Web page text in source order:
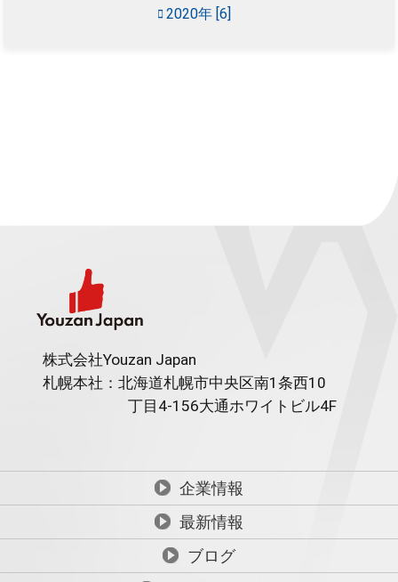
2020年 [6]
株式会社Youzan Japan
札幌本社：北海道札幌市中央区南1条西10
丁目4-156大通ホワイトビル4F
企業情報
最新情報
ブログ